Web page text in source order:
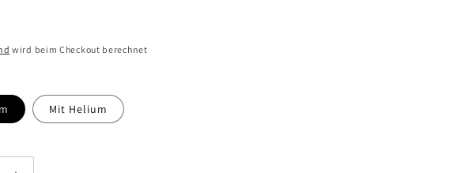
wird beim Checkout berechnet
Mit Helium